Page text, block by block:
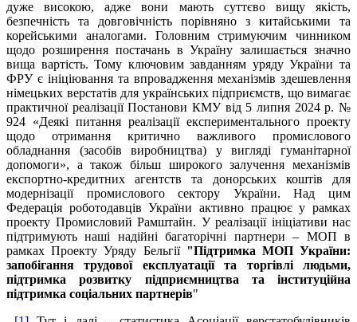
дуже високою, адже вони мають суттєво вищу якість,
безпечність та довговічність порівняно з китайськими та
корейськими аналогами. Головним стримуючим чинником
щодо розширення постачань в Україну залишається значно
вища вартість. Тому ключовим завданням уряду України та
ФРУ є ініціювання та впровадження механізмів здешевлення
німецьких верстатів для українських підприємств, що вимагає
практичної реалізації Постанови КМУ від 5 липня 2024 р. №
924 «Деякі питання реалізації експериментального проекту
щодо отримання критично важливого промислового
обладнання (засобів виробництва) у вигляді гуманітарної
допомоги», а також більш широкого залучення механізмів
експортно-кредитних агентств та донорських коштів для
модернізації промислового сектору України. Над цим
Федерація роботодавців України активно працює у рамках
проекту Промисловий Рамштайн. У реалізації ініціативи нас
підтримують наші надійні багаторічні партнери – МОП в
рамках Проекту Уряду Бельгії "Підтримка МОП України:
запобігання трудової експлуатації та торгівлі людьми,
підтримка розвитку підприємництва та інституційна
підтримка соціальних партнерів"